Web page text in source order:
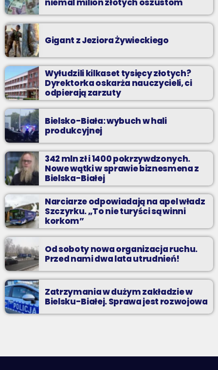
niemal milion złotych oszustom
Gigant z Jeziora Żywieckiego
Wyłudzili kilkaset tysięcy złotych?
Dyrektorka oskarża nauczycieli, ci
odpierają zarzuty
Bielsko-Biała: wybuch w hali
produkcyjnej
342 mln zł i 1400 pokrzywdzonych.
Nowe wątki w sprawie biznesmena z
Bielska-Białej
Narciarze odpowiadają na apel władz
Szczyrku. „To nie turyści są winni
korkom”
Od soboty nowa organizacja ruchu.
Przed nami dwa lata utrudnień!
Zatrzymania w dużym zakładzie w
Bielsku-Białej. Sprawa jest rozwojowa